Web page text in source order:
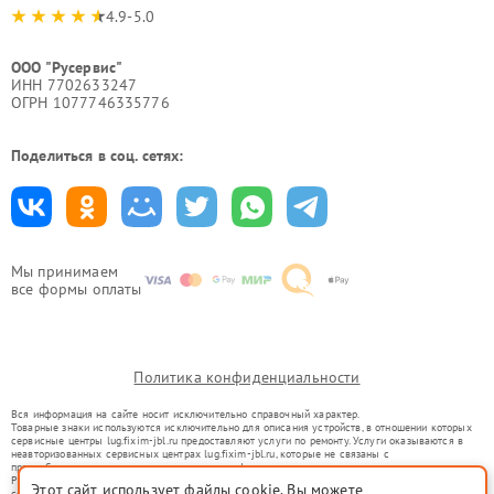
Мы принимаем
все формы оплаты
4.9-5.0
ООО "Русервис"
ИНН 7702633247
ОГРН 1077746335776
Поделиться в соц. сетях:
Политика конфиденциальности
Вся информация на сайте носит исключительно справочный характер.
Товарные знаки используются исключительно для описания устройств, в отношении которых
сервисные центры lug.fixim-jbl.ru предоставляют услуги по ремонту. Услуги оказываются в
неавторизованных сервисных центрах lug.fixim-jbl.ru, которые не связаны с
правообладателями товарных знаков или их официальными представителями.
Ремонт осуществляется для устройств, уже введенных в гражданский оборот в соответствии
Этот сайт использует файлы cookie. Вы можете